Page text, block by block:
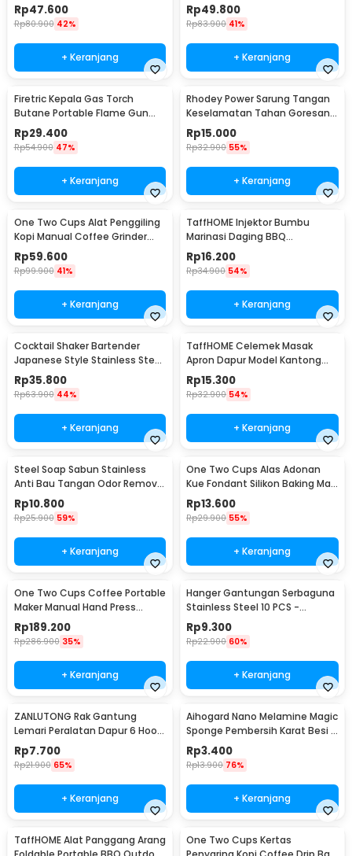
Brush Rechargeable - WQ8110
Rp47.600
Rp80.900 42%
+ Keranjang
Satuan 1kg 0.1g - i2000
Rp49.800
Rp83.900 41%
+ Keranjang
Firetric Kepala Gas Torch
Butane Portable Flame Gun
Adjustable - 807
Rp29.400
Rp54.900 47%
+ Keranjang
Rhodey Power Sarung Tangan
Keselamatan Tahan Goresan
Pisau - EN388
Rp15.000
Rp32.900 55%
+ Keranjang
One Two Cups Alat Penggiling
Kopi Manual Coffee Grinder
Portable - WFCG9800
Rp59.600
Rp99.900 41%
+ Keranjang
TaffHOME Injektor Bumbu
Marinasi Daging BBQ
Seasoning Injector - HC117
Rp16.200
Rp34.900 54%
+ Keranjang
Cocktail Shaker Bartender
Japanese Style Stainless Steel
200ml
Rp35.800
Rp63.900 44%
+ Keranjang
TaffHOME Celemek Masak
Apron Dapur Model Kantong
Pola Spatula - JJ41
Rp15.300
Rp32.900 54%
+ Keranjang
Steel Soap Sabun Stainless
Anti Bau Tangan Odor Remove
- HW071
Rp10.800
Rp25.900 59%
+ Keranjang
One Two Cups Alas Adonan
Kue Fondant Silikon Baking Mat
Anti Slip - JJ3873
Rp13.600
Rp29.900 55%
+ Keranjang
One Two Cups Coffee Portable
Maker Manual Hand Press
Espresso 300ml - T35066
Rp189.200
Rp286.900 35%
+ Keranjang
Hanger Gantungan Serbaguna
Stainless Steel 10 PCS -
M127105
Rp9.300
Rp22.900 60%
+ Keranjang
ZANLUTONG Rak Gantung
Lemari Peralatan Dapur 6 Hook
Besi - 2137
Rp7.700
Rp21.900 65%
+ Keranjang
Aihogard Nano Melamine Magic
Sponge Pembersih Karat Besi -
CW62
Rp3.400
Rp13.900 76%
+ Keranjang
TaffHOME Alat Panggang Arang
One Two Cups Kertas